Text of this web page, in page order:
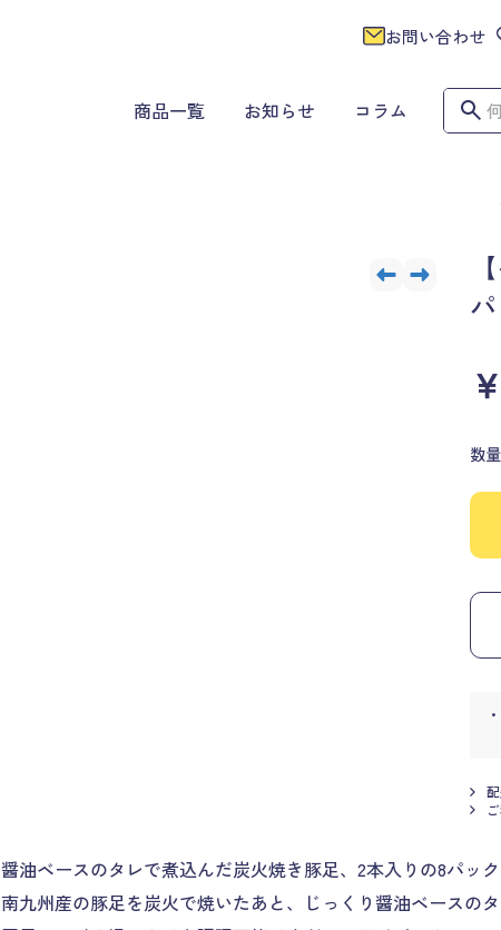
お問い合わせ
商品一覧 お知らせ コラム
数量
醤油ベースのタレで煮込んだ炭火焼き豚足、2本入りの8パッ
南九州産の豚足を炭火で焼いたあと、じっくり醤油ベースの